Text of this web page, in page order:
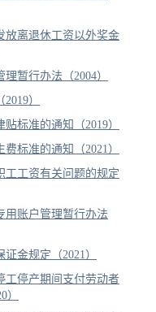
放离退休工资以外奖金
暂行办法（2004）
）
标准的通知（2019）
标准的通知（2021）
工工资有关问题的规定
用账户管理暂行办法
金规定（2021）
工停产期间支付劳动者